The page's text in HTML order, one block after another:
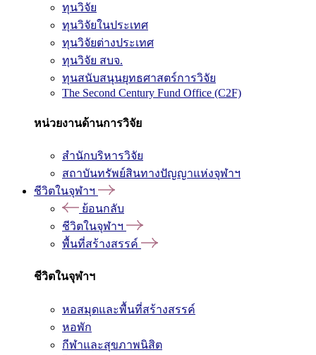
ทุนวิจัย
ทุนวิจัยในประเทศ
ทุนวิจัยต่างประเทศ
ทุนวิจัย สบจ.
ทุนสนับสนุนยุทธศาสตร์การวิจัย
The Second Century Fund Office (C2F)
หน่วยงานด้านการวิจัย
สำนักบริหารวิจัย
สถาบันทรัพย์สินทางปัญญาแห่งจุฬาฯ
ชีวิตในจุฬาฯ
ย้อนกลับ
ชีวิตในจุฬาฯ
พื้นที่สร้างสรรค์
ชีวิตในจุฬาฯ
หอสมุดและพื้นที่สร้างสรรค์
หอพัก
กีฬาและสุขภาพนิสิต